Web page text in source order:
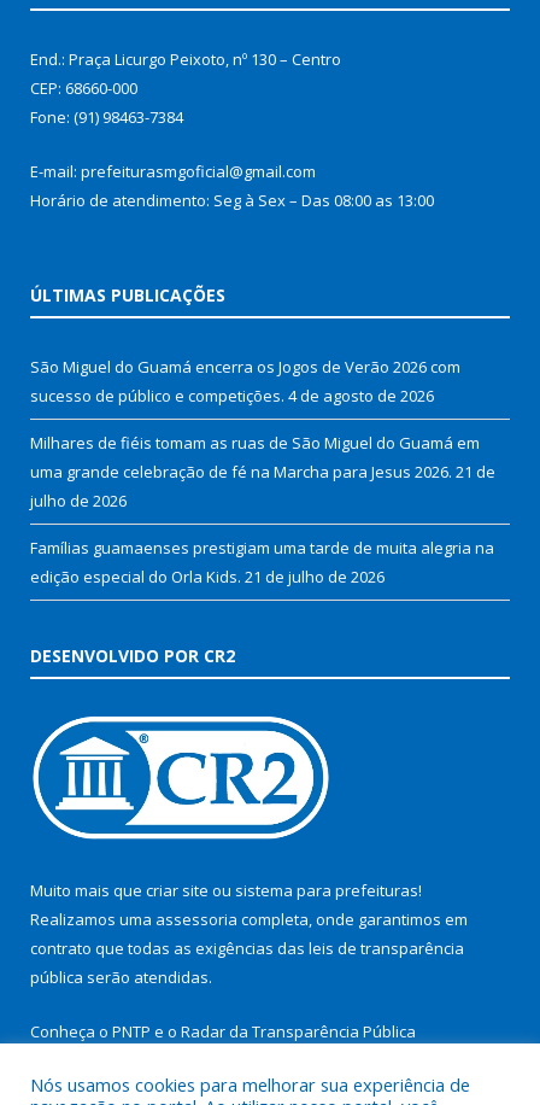
End.: Praça Licurgo Peixoto, nº 130 – Centro
CEP: 68660-000
Fone: (91) 98463-7384
E-mail: prefeiturasmgoficial@gmail.com
Horário de atendimento: Seg à Sex – Das 08:00 as 13:00
ÚLTIMAS PUBLICAÇÕES
São Miguel do Guamá encerra os Jogos de Verão 2026 com
sucesso de público e competições. 4 de agosto de 2026
Milhares de fiéis tomam as ruas de São Miguel do Guamá em
uma grande celebração de fé na Marcha para Jesus 2026. 21 de
julho de 2026
Famílias guamaenses prestigiam uma tarde de muita alegria na
edição especial do Orla Kids. 21 de julho de 2026
DESENVOLVIDO POR CR2
Muito mais que criar site ou sistema para prefeituras!
Realizamos uma assessoria completa, onde garantimos em
contrato que todas as exigências das leis de transparência
pública serão atendidas.
Conheça o PNTP e o Radar da Transparência Pública
Nós usamos cookies para melhorar sua experiência de